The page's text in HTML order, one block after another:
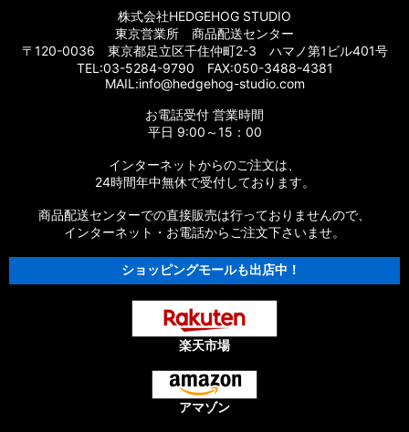
【シマノ】17エクスセンス［EXSENCE］対応 カスタムパーツ
【シマノ】16エクスセンスLB［EXSENCE LB］対応 カスタム
【シマノ】14エクスセンスBB［EXSENCE BB］対応 カスタム
【シマノ】13エクスセンスLB［EXSENCE LB］対応 カスタム
【シマノ】12エクスセンスCI4+［EXSENCE CI4+］対応 カス
タムパーツ
【シマノ】11-12エクスセンスBB［EXSENCE BB］対応 カスタ
【シマノ】11エクスセンスLB SS［EXSENCE LB SS］対応 カ
株式会社HEDGEHOG STUDIO
東京営業所 商品配送センター
〒120-0036 東京都足立区千住仲町2-3 ハマノ第1ビル401号
TEL:03-5284-9790 FAX:050-3488-4381
MAIL:info@hedgehog-studio.com
お電話受付 営業時間
平日 9:00～15：00
インターネットからのご注文は、
24時間年中無休で受付しております。
商品配送センターでの直接販売は行っておりませんので、
インターネット・お電話からご注文下さいませ。
ショッピングモールも出店中！
楽天市場
アマゾン